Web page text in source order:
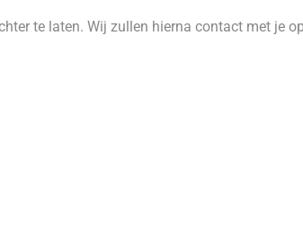
te laten. Wij zullen hierna contact met je